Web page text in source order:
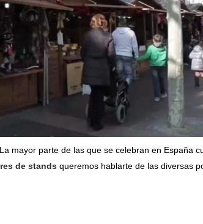
mayor parte de las que se celebran en España
de stands queremos hablarte de las diversas